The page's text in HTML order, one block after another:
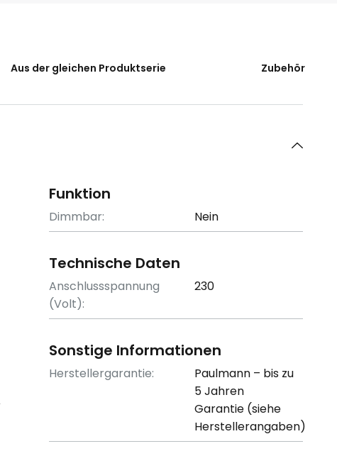
Aus der gleichen Produktserie Zubehör
Funktion
Dimmbar: Nein
Technische Daten
Anschlussspannung
(Volt):
230
Sonstige Informationen
Herstellergarantie:
Paulmann – bis zu
5 Jahren
Garantie (siehe
Herstellerangaben)